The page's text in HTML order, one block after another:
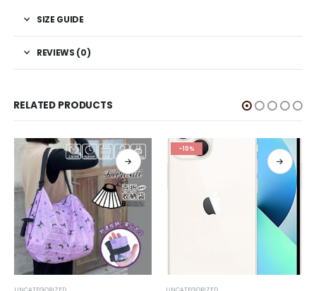
SIZE GUIDE
REVIEWS (0)
RELATED PRODUCTS
-10%